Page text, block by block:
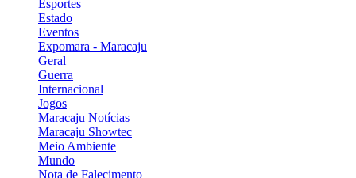
Esportes
Estado
Eventos
Expomara - Maracaju
Geral
Guerra
Internacional
Jogos
Maracaju Notícias
Maracaju Showtec
Meio Ambiente
Mundo
Nota de Falecimento